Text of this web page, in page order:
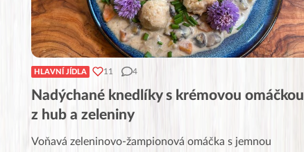
HLAVNÍ JÍDLA 11 4
Nadýchané knedlíky s krémovou omáčkou
z hub a zeleniny
Voňavá zeleninovo-žampionová omáčka s jemnou